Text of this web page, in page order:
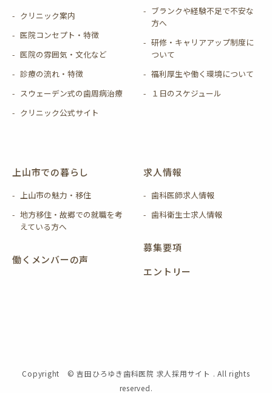
クリニック案内
医院コンセプト・特徴
医院の雰囲気・文化など
診療の流れ・特徴
スウェーデン式の歯周病治療
クリニック公式サイト
ブランクや経験不足で不安な
方へ
研修・キャリアアップ制度に
ついて
福利厚生や働く環境について
１日のスケジュール
上山市での暮らし
上山市の魅力・移住
地方移住・故郷での就職を考
えている方へ
働くメンバーの声
求人情報
歯科医師求人情報
歯科衛生士求人情報
募集要項
エントリー
Copyright © 吉田ひろゆき歯科医院 求人採用サイト . All rights
reserved.